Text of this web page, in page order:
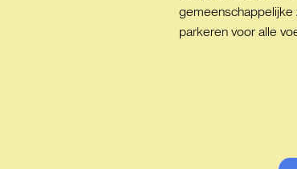
gemeenschappelijke
parkeren voor alle